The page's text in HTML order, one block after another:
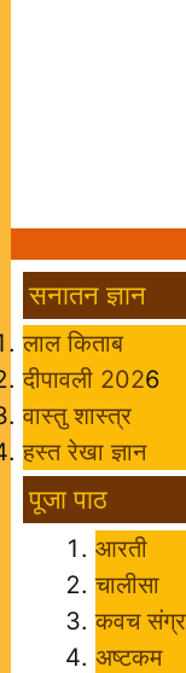
सनातन ज्ञान
लाल किताब
दीपावली 2026
वास्तु शास्त्र
हस्त रेखा ज्ञान
पूजा पाठ
आरती
चालीसा
कवच
अष्टकम